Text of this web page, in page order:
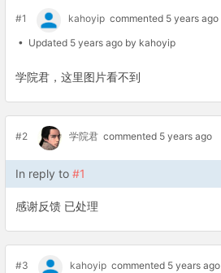
#1 kahoyip commented 5 years ago
• Updated 5 years ago by kahoyip
学院君，这里图片看不到
#2 学院君 commented 5 years ago
In reply to #1
感谢反馈 已处理
#3 kahoyip commented 5 years ago